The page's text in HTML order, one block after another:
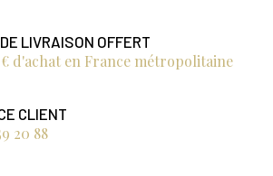
LIVRAISON OFFERT
€ d'achat en France métropolitaine
CLIENT
20 88